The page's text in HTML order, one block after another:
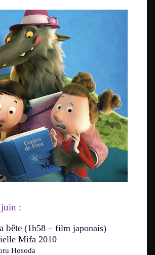
:
bête (1h58 – film japonais)
Mifa 2010
Hosoda